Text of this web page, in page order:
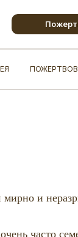
мирно и
часто